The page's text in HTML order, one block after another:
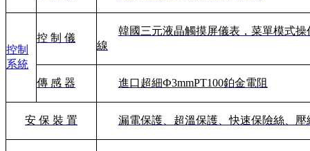
控制
系統
控 制 儀
韓國三元液晶觸摸屏儀表 ，菜單模式
線
傳 感 器 進口超細Ф3mmPT100鉑金電阻
安 保 裝 置 漏電保護、超溫保護、快速保險絲、壓